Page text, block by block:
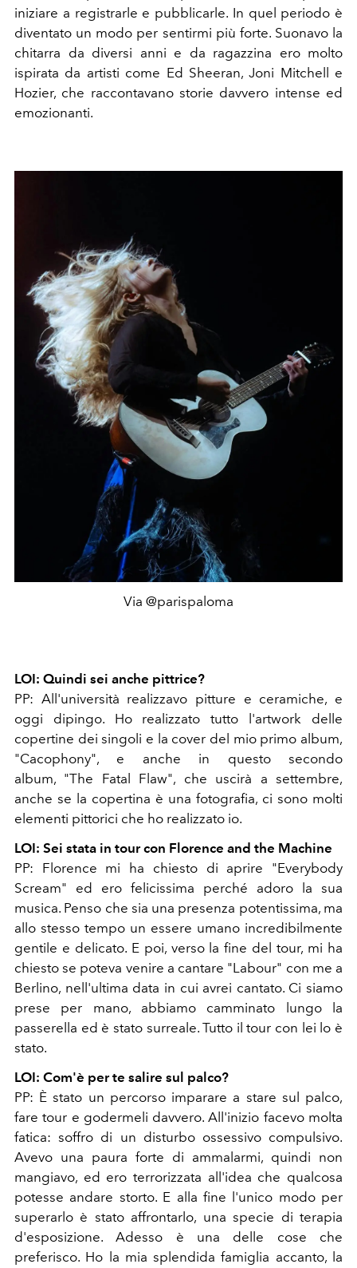
iniziare a registrarle e pubblicarle. In quel periodo è
diventato un modo per sentirmi più forte. Suonavo la
chitarra da diversi anni e da ragazzina ero molto
ispirata da artisti come Ed Sheeran, Joni Mitchell e
Hozier, che raccontavano storie davvero intense ed
emozionanti.
Via @parispaloma
LOI: Quindi sei anche pittrice?
PP: All'università realizzavo pitture e ceramiche, e
oggi dipingo. Ho realizzato tutto l'artwork delle
copertine dei singoli e la cover del mio primo album,
"Cacophony", e anche in questo secondo
album, "The Fatal Flaw", che uscirà a settembre,
anche se la copertina è una fotografia, ci sono molti
elementi pittorici che ho realizzato io.
LOI: Sei stata in tour con Florence and the Machine
PP: Florence mi ha chiesto di aprire "Everybody
Scream" ed ero felicissima perché adoro la sua
musica. Penso che sia una presenza potentissima, ma
allo stesso tempo un essere umano incredibilmente
gentile e delicato. E poi, verso la fine del tour, mi ha
chiesto se poteva venire a cantare "Labour" con me a
Berlino, nell'ultima data in cui avrei cantato. Ci siamo
prese per mano, abbiamo camminato lungo la
passerella ed è stato surreale. Tutto il tour con lei lo è
stato.
LOI: Com'è per te salire sul palco?
PP: È stato un percorso imparare a stare sul palco,
fare tour e godermeli davvero. All'inizio facevo molta
fatica: soffro di un disturbo ossessivo compulsivo.
Avevo una paura forte di ammalarmi, quindi non
mangiavo, ed ero terrorizzata all'idea che qualcosa
potesse andare storto. E alla fine l'unico modo per
superarlo è stato affrontarlo, una specie di terapia
d'esposizione. Adesso è una delle cose che
preferisco. Ho la mia splendida famiglia accanto, la